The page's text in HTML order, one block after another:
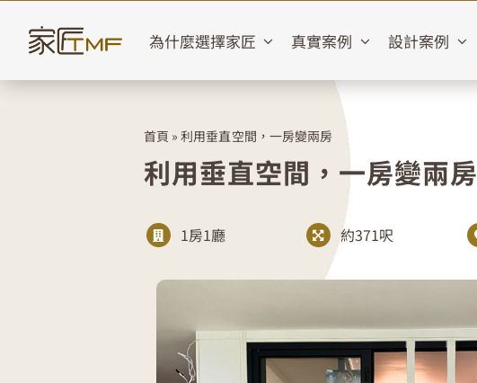
content
為什麼選擇家匠 真實案例 設計案例
首頁 »利用垂直空間，一房變兩房
利用垂直空間，一房變兩房
1房1廳 約371呎